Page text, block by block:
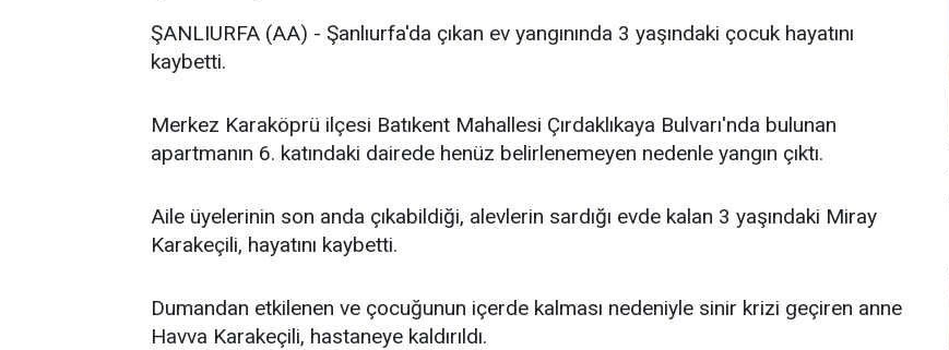
ŞANLIURFA (AA) - Şanlıurfa'da çıkan ev yangınında 3 yaşındaki çocuk hayatını
kaybetti.
Merkez Karaköprü ilçesi Batıkent Mahallesi Çırdaklıkaya Bulvarı'nda bulunan
apartmanın 6. katındaki dairede henüz belirlenemeyen nedenle yangın çıktı.
Aile üyelerinin son anda çıkabildiği, alevlerin sardığı evde kalan 3 yaşındaki Miray
Karakeçili, hayatını kaybetti.
Dumandan etkilenen ve çocuğunun içerde kalması nedeniyle sinir krizi geçiren anne
Havva Karakeçili, hastaneye kaldırıldı.